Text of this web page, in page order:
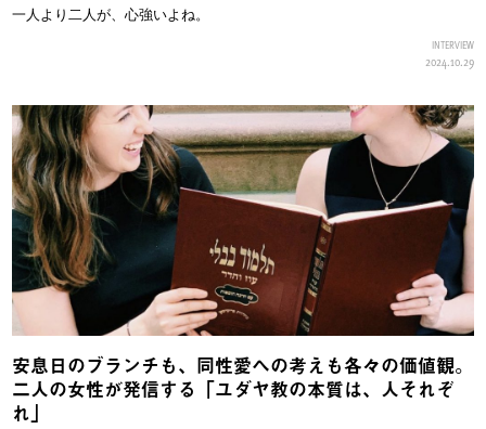
一人より二人が、心強いよね。
INTERVIEW
2024.10.29
安息日のブランチも、同性愛への考えも各々の価値観。
二人の女性が発信する「ユダヤ教の本質は、人それぞ
れ」